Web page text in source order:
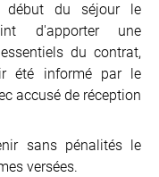
début du séjour le
d'apporter une
du contrat,
été informé par le
accusé de réception
sans pénalités le
versées.